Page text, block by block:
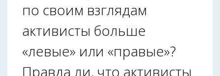
по своим взглядам
активисты больше
«левые» или «правые»?
Правда ли, что активисты